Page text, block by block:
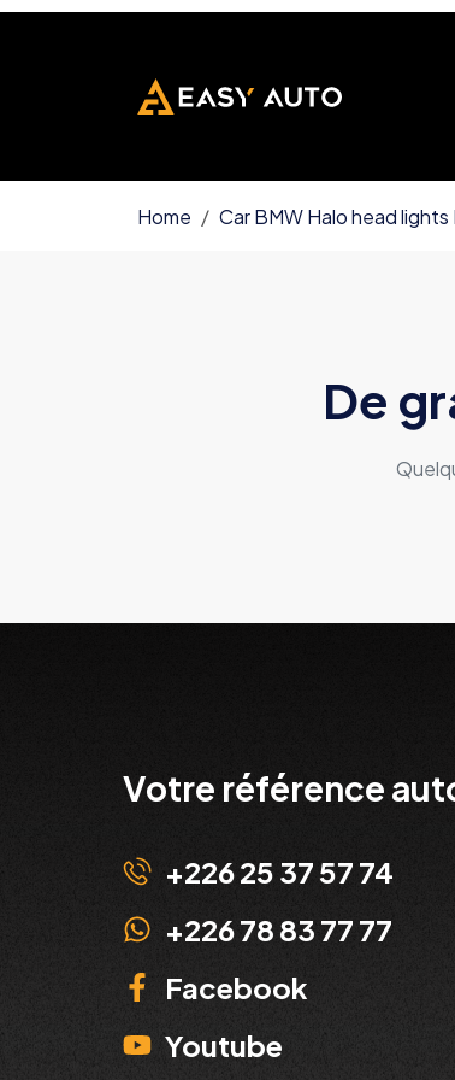
Home Car BMW Halo head
De
Votre référence
+226 25 37 57 74
+226 78 83 77 77
Facebook
Youtube